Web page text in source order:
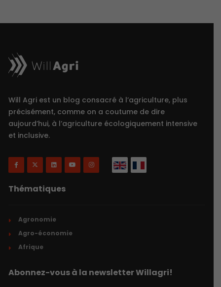
Will Agri est un blog consacré à l’agriculture, plus
précisément, comme on a coutume de dire
aujourd’hui, à l’agriculture écologiquement intensive
et inclusive.
Thématiques
Agronomie
Agro-économie
Afrique
Abonnez-vous à la newsletter Willagri!